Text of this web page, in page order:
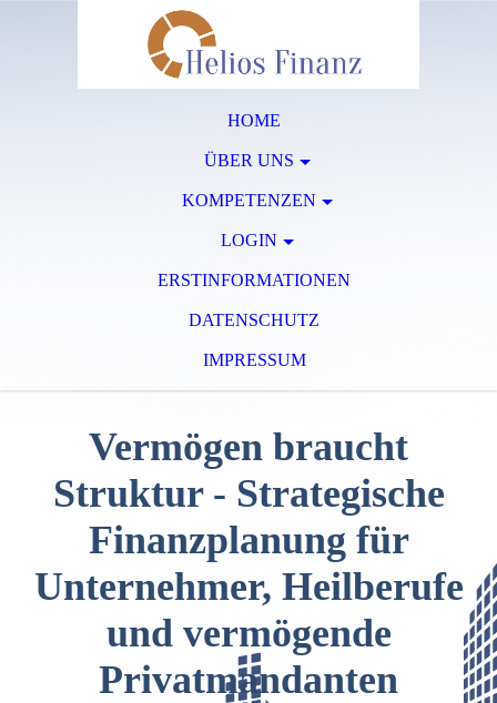
HOME
ÜBER UNS
KOMPETENZEN
LOGIN
ERSTINFORMATIONEN
DATENSCHUTZ
IMPRESSUM
Vermögen braucht
Struktur - Strategische
Finanzplanung für
Unternehmer, Heilberufe
und vermögende
Privatmandanten